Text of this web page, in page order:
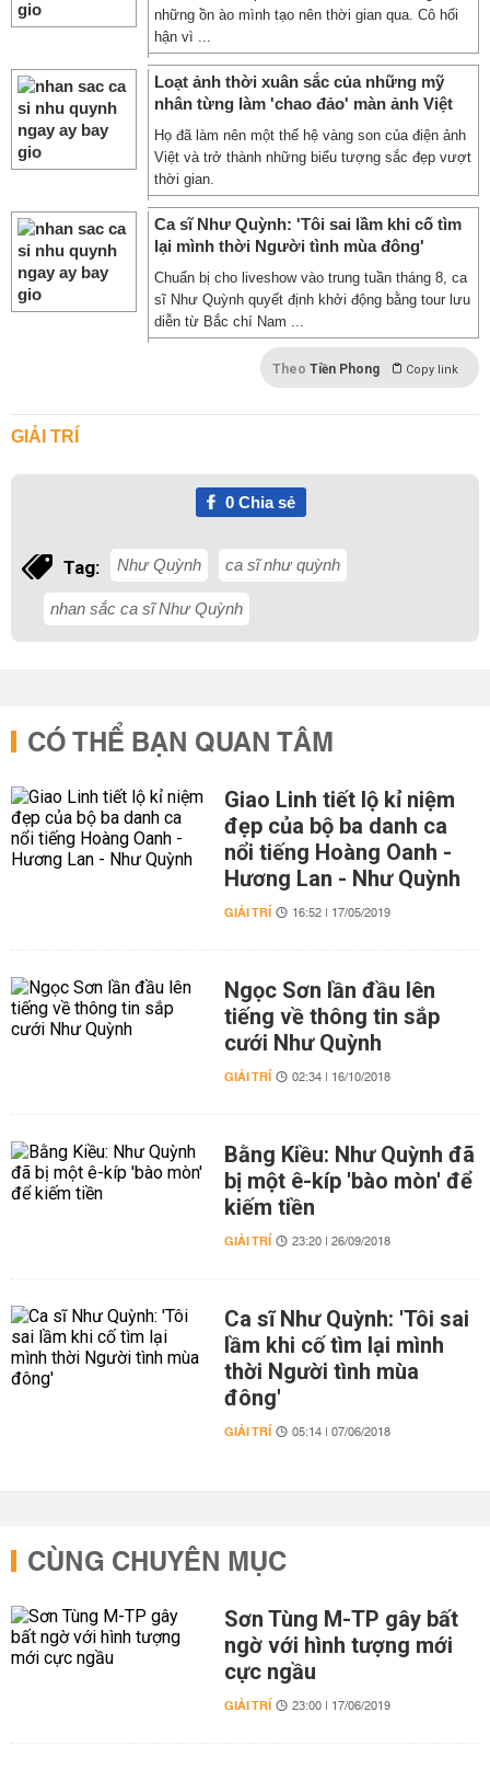
những ồn ào mình tạo nên thời gian qua. Cô hối
hận vì ...
Loạt ảnh thời xuân sắc của những mỹ
nhân từng làm 'chao đảo' màn ảnh Việt
Họ đã làm nên một thế hệ vàng son của điện ảnh
Việt và trở thành những biểu tượng sắc đẹp vượt
thời gian.
Ca sĩ Như Quỳnh: 'Tôi sai lầm khi cố tìm
lại mình thời Người tình mùa đông'
Chuẩn bị cho liveshow vào trung tuần tháng 8, ca
sĩ Như Quỳnh quyết định khởi động bằng tour lưu
diễn từ Bắc chí Nam ...
Theo Tiền Phong Copy link
GIẢI TRÍ
0Chia sẻ
Tag: Như Quỳnh ca sĩ như quỳnh
nhan sắc ca sĩ Như Quỳnh
CÓ THỂ BẠN QUAN TÂM
Giao Linh tiết lộ kỉ niệm
đẹp của bộ ba danh ca
nổi tiếng Hoàng Oanh -
Hương Lan - Như Quỳnh
GIẢI TRÍ 16:52 | 17/05/2019
Ngọc Sơn lần đầu lên
tiếng về thông tin sắp
cưới Như Quỳnh
GIẢI TRÍ 02:34 | 16/10/2018
Bằng Kiều: Như Quỳnh đã
bị một ê-kíp 'bào mòn' để
kiếm tiền
GIẢI TRÍ 23:20 | 26/09/2018
Ca sĩ Như Quỳnh: 'Tôi sai
lầm khi cố tìm lại mình
thời Người tình mùa
đông'
GIẢI TRÍ 05:14 | 07/06/2018
CÙNG CHUYÊN MỤC
Sơn Tùng M-TP gây bất
ngờ với hình tượng mới
cực ngầu
GIẢI TRÍ 23:00 | 17/06/2019